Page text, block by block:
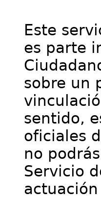
Este
es parte
sobre un
sentido,
oficiales
no
Servicio